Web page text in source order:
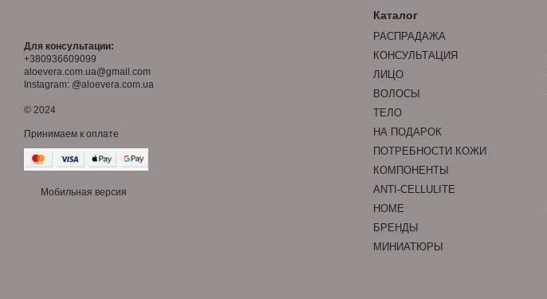
Для консультации:
+380936609099
aloevera.com.ua@gmail.com
Instagram: @aloevera.com.ua
© 2024
Принимаем к оплате
Мобильная версия
Каталог
РАСПРАДАЖА
КОНСУЛЬТАЦИЯ
ЛИЦО
ВОЛОСЫ
ТЕЛО
НА ПОДАРОК
ПОТРЕБНОСТИ КОЖИ
КОМПОНЕНТЫ
ANTI-CELLULITE
HOME
БРЕНДЫ
МИНИАТЮРЫ